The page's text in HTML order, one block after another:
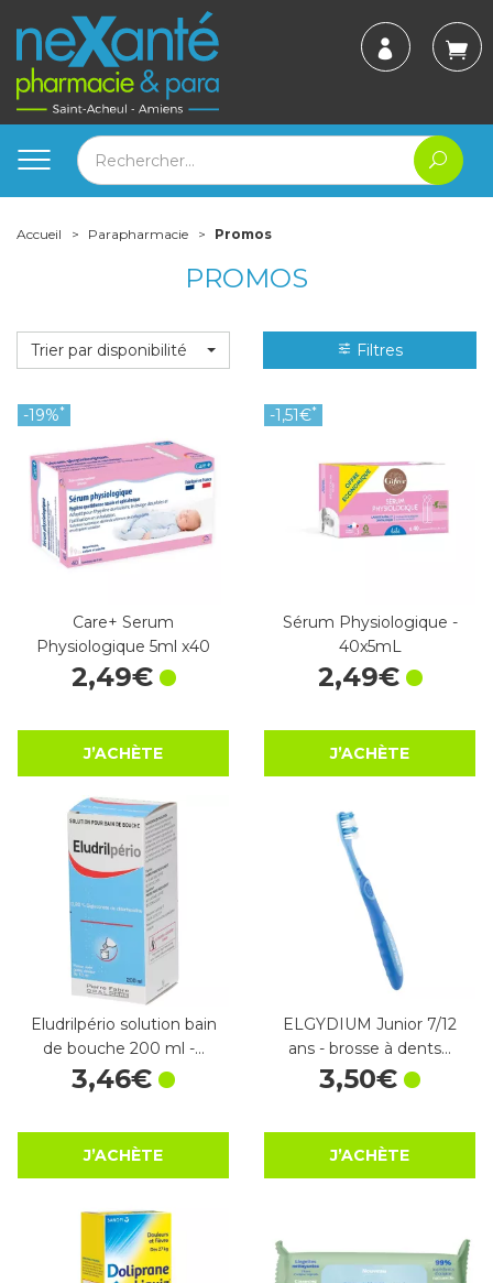
Accueil Parapharmacie Promos
PROMOS
Trier par disponibilité Filtres
-19%*
Care+ Serum
Physiologique 5ml x40
2,49€
J’ACHÈTE
-1,51€*
Sérum Physiologique -
40x5mL
2,49€
J’ACHÈTE
Eludrilpério solution bain
de bouche 200 ml -…
3,46€
J’ACHÈTE
ELGYDIUM Junior 7/12
ans - brosse à dents…
3,50€
J’ACHÈTE